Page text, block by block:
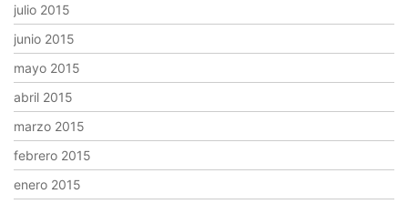
julio 2015
junio 2015
mayo 2015
abril 2015
marzo 2015
febrero 2015
enero 2015